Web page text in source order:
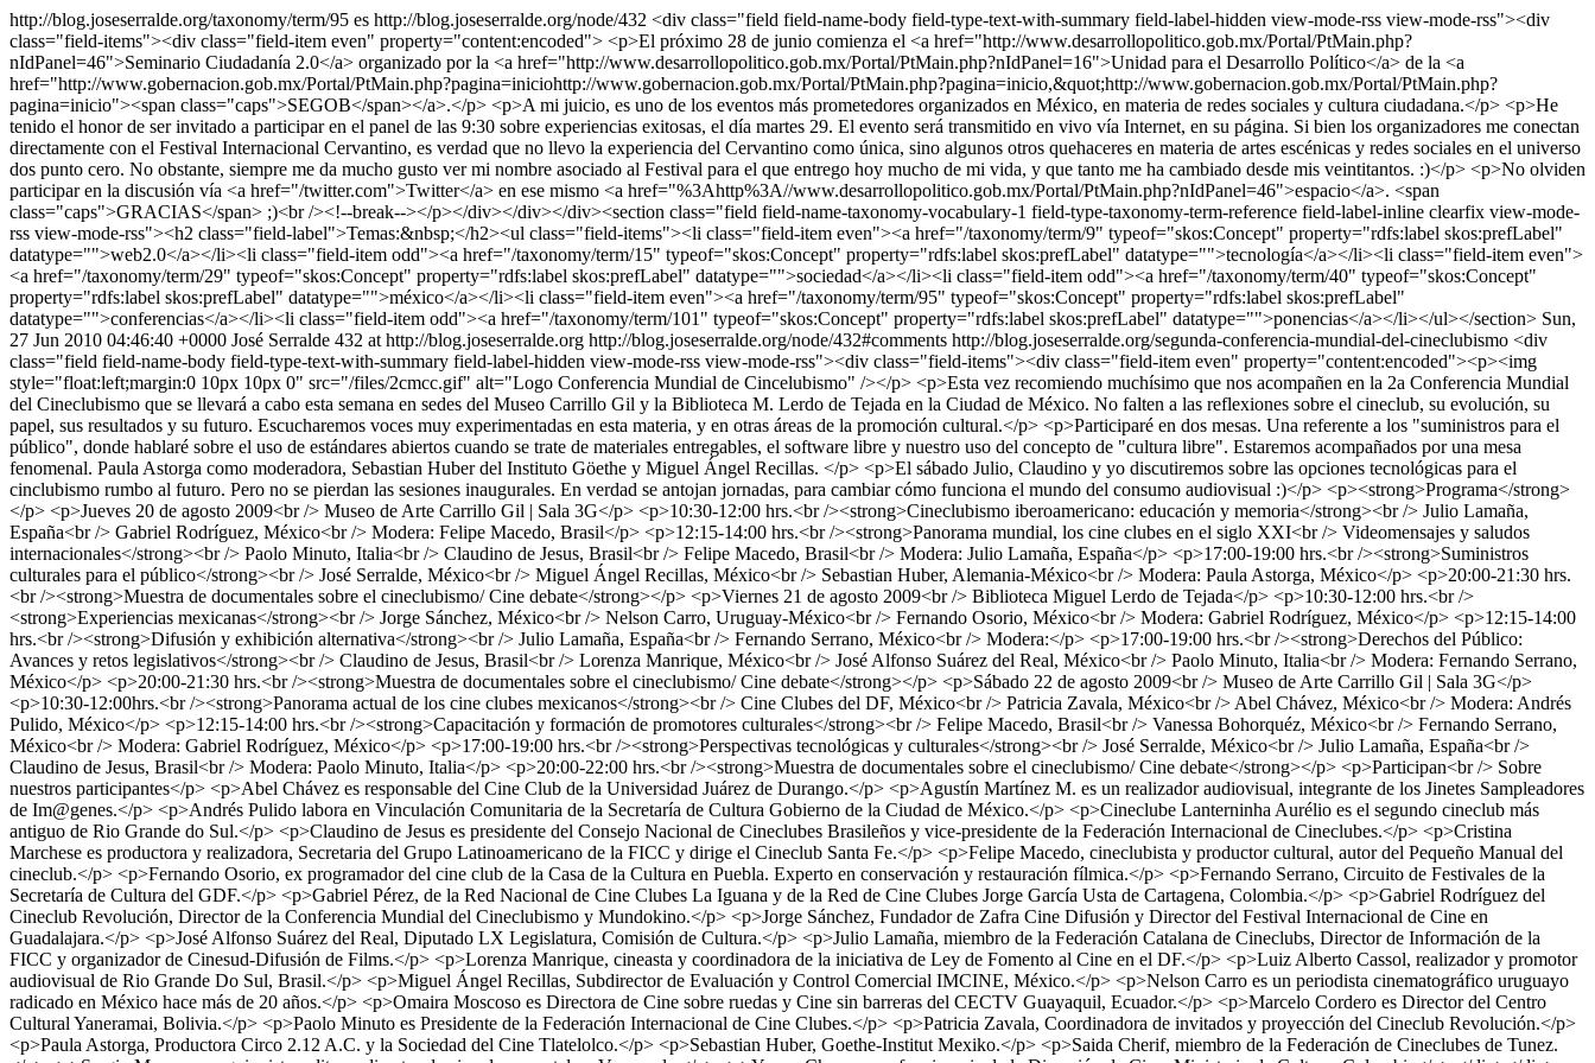
http://blog.joseserralde.org/taxonomy/term/95 es http://blog.joseserralde.org/node/432 <div class="field field-name-body field-type-text-with-summary field-label-hidden view-mode-rss view-mode-rss"><div
class="field-items"><div class="field-item even" property="content:encoded"> <p>El próximo 28 de junio comienza el <a href="http://www.desarrollopolitico.gob.mx/Portal/PtMain.php?
nIdPanel=46">Seminario Ciudadanía 2.0</a> organizado por la <a href="http://www.desarrollopolitico.gob.mx/Portal/PtMain.php?nIdPanel=16">Unidad para el Desarrollo Político</a> de la <a
href="http://www.gobernacion.gob.mx/Portal/PtMain.php?pagina=iniciohttp://www.gobernacion.gob.mx/Portal/PtMain.php?pagina=inicio,&quot;http://www.gobernacion.gob.mx/Portal/PtMain.php?
pagina=inicio"><span class="caps">SEGOB</span></a>.</p> <p>A mi juicio, es uno de los eventos más prometedores organizados en México, en materia de redes sociales y cultura ciudadana.</p> <p>He
tenido el honor de ser invitado a participar en el panel de las 9:30 sobre experiencias exitosas, el día martes 29. El evento será transmitido en vivo vía Internet, en su página. Si bien los organizadores me conectan
directamente con el Festival Internacional Cervantino, es verdad que no llevo la experiencia del Cervantino como única, sino algunos otros quehaceres en materia de artes escénicas y redes sociales en el universo
dos punto cero. No obstante, siempre me da mucho gusto ver mi nombre asociado al Festival para el que entrego hoy mucho de mi vida, y que tanto me ha cambiado desde mis veintitantos. :)</p> <p>No olviden
participar en la discusión vía <a href="/twitter.com">Twitter</a> en ese mismo <a href="%3Ahttp%3A//www.desarrollopolitico.gob.mx/Portal/PtMain.php?nIdPanel=46">espacio</a>. <span
class="caps">GRACIAS</span> ;)<br /><!--break--></p></div></div></div><section class="field field-name-taxonomy-vocabulary-1 field-type-taxonomy-term-reference field-label-inline clearfix view-mode-
rss view-mode-rss"><h2 class="field-label">Temas:&nbsp;</h2><ul class="field-items"><li class="field-item even"><a href="/taxonomy/term/9" typeof="skos:Concept" property="rdfs:label skos:prefLabel"
datatype="">web2.0</a></li><li class="field-item odd"><a href="/taxonomy/term/15" typeof="skos:Concept" property="rdfs:label skos:prefLabel" datatype="">tecnología</a></li><li class="field-item even">
<a href="/taxonomy/term/29" typeof="skos:Concept" property="rdfs:label skos:prefLabel" datatype="">sociedad</a></li><li class="field-item odd"><a href="/taxonomy/term/40" typeof="skos:Concept"
property="rdfs:label skos:prefLabel" datatype="">méxico</a></li><li class="field-item even"><a href="/taxonomy/term/95" typeof="skos:Concept" property="rdfs:label skos:prefLabel"
datatype="">conferencias</a></li><li class="field-item odd"><a href="/taxonomy/term/101" typeof="skos:Concept" property="rdfs:label skos:prefLabel" datatype="">ponencias</a></li></ul></section> Sun,
27 Jun 2010 04:46:40 +0000 José Serralde 432 at http://blog.joseserralde.org http://blog.joseserralde.org/node/432#comments http://blog.joseserralde.org/segunda-conferencia-mundial-del-cineclubismo <div
class="field field-name-body field-type-text-with-summary field-label-hidden view-mode-rss view-mode-rss"><div class="field-items"><div class="field-item even" property="content:encoded"><p><img
style="float:left;margin:0 10px 10px 0" src="/files/2cmcc.gif" alt="Logo Conferencia Mundial de Cincelubismo" /></p> <p>Esta vez recomiendo muchísimo que nos acompañen en la 2a Conferencia Mundial
del Cineclubismo que se llevará a cabo esta semana en sedes del Museo Carrillo Gil y la Biblioteca M. Lerdo de Tejada en la Ciudad de México. No falten a las reflexiones sobre el cineclub, su evolución, su
papel, sus resultados y su futuro. Escucharemos voces muy experimentadas en esta materia, y en otras áreas de la promoción cultural.</p> <p>Participaré en dos mesas. Una referente a los "suministros para el
público", donde hablaré sobre el uso de estándares abiertos cuando se trate de materiales entregables, el software libre y nuestro uso del concepto de "cultura libre". Estaremos acompañados por una mesa
fenomenal. Paula Astorga como moderadora, Sebastian Huber del Instituto Göethe y Miguel Ángel Recillas. </p> <p>El sábado Julio, Claudino y yo discutiremos sobre las opciones tecnológicas para el
cinclubismo rumbo al futuro. Pero no se pierdan las sesiones inaugurales. En verdad se antojan jornadas, para cambiar cómo funciona el mundo del consumo audiovisual :)</p> <p><strong>Programa</strong>
</p> <p>Jueves 20 de agosto 2009<br /> Museo de Arte Carrillo Gil | Sala 3G</p> <p>10:30-12:00 hrs.<br /><strong>Cineclubismo iberoamericano: educación y memoria</strong><br /> Julio Lamaña,
España<br /> Gabriel Rodríguez, México<br /> Modera: Felipe Macedo, Brasil</p> <p>12:15-14:00 hrs.<br /><strong>Panorama mundial, los cine clubes en el siglo XXI<br /> Videomensajes y saludos
internacionales</strong><br /> Paolo Minuto, Italia<br /> Claudino de Jesus, Brasil<br /> Felipe Macedo, Brasil<br /> Modera: Julio Lamaña, España</p> <p>17:00-19:00 hrs.<br /><strong>Suministros
culturales para el público</strong><br /> José Serralde, México<br /> Miguel Ángel Recillas, México<br /> Sebastian Huber, Alemania-México<br /> Modera: Paula Astorga, México</p> <p>20:00-21:30 hrs.
<br /><strong>Muestra de documentales sobre el cineclubismo/ Cine debate</strong></p> <p>Viernes 21 de agosto 2009<br /> Biblioteca Miguel Lerdo de Tejada</p> <p>10:30-12:00 hrs.<br />
<strong>Experiencias mexicanas</strong><br /> Jorge Sánchez, México<br /> Nelson Carro, Uruguay-México<br /> Fernando Osorio, México<br /> Modera: Gabriel Rodríguez, México</p> <p>12:15-14:00
hrs.<br /><strong>Difusión y exhibición alternativa</strong><br /> Julio Lamaña, España<br /> Fernando Serrano, México<br /> Modera:</p> <p>17:00-19:00 hrs.<br /><strong>Derechos del Público:
Avances y retos legislativos</strong><br /> Claudino de Jesus, Brasil<br /> Lorenza Manrique, México<br /> José Alfonso Suárez del Real, México<br /> Paolo Minuto, Italia<br /> Modera: Fernando Serrano,
México</p> <p>20:00-21:30 hrs.<br /><strong>Muestra de documentales sobre el cineclubismo/ Cine debate</strong></p> <p>Sábado 22 de agosto 2009<br /> Museo de Arte Carrillo Gil | Sala 3G</p>
<p>10:30-12:00hrs.<br /><strong>Panorama actual de los cine clubes mexicanos</strong><br /> Cine Clubes del DF, México<br /> Patricia Zavala, México<br /> Abel Chávez, México<br /> Modera: Andrés
Pulido, México</p> <p>12:15-14:00 hrs.<br /><strong>Capacitación y formación de promotores culturales</strong><br /> Felipe Macedo, Brasil<br /> Vanessa Bohorquéz, México<br /> Fernando Serrano,
México<br /> Modera: Gabriel Rodríguez, México</p> <p>17:00-19:00 hrs.<br /><strong>Perspectivas tecnológicas y culturales</strong><br /> José Serralde, México<br /> Julio Lamaña, España<br />
Claudino de Jesus, Brasil<br /> Modera: Paolo Minuto, Italia</p> <p>20:00-22:00 hrs.<br /><strong>Muestra de documentales sobre el cineclubismo/ Cine debate</strong></p> <p>Participan<br /> Sobre
nuestros participantes</p> <p>Abel Chávez es responsable del Cine Club de la Universidad Juárez de Durango.</p> <p>Agustín Martínez M. es un realizador audiovisual, integrante de los Jinetes Sampleadores
de Im@genes.</p> <p>Andrés Pulido labora en Vinculación Comunitaria de la Secretaría de Cultura Gobierno de la Ciudad de México.</p> <p>Cineclube Lanterninha Aurélio es el segundo cineclub más
antiguo de Rio Grande do Sul.</p> <p>Claudino de Jesus es presidente del Consejo Nacional de Cineclubes Brasileños y vice-presidente de la Federación Internacional de Cineclubes.</p> <p>Cristina
Marchese es productora y realizadora, Secretaria del Grupo Latinoamericano de la FICC y dirige el Cineclub Santa Fe.</p> <p>Felipe Macedo, cineclubista y productor cultural, autor del Pequeño Manual del
cineclub.</p> <p>Fernando Osorio, ex programador del cine club de la Casa de la Cultura en Puebla. Experto en conservación y restauración fílmica.</p> <p>Fernando Serrano, Circuito de Festivales de la
Secretaría de Cultura del GDF.</p> <p>Gabriel Pérez, de la Red Nacional de Cine Clubes La Iguana y de la Red de Cine Clubes Jorge García Usta de Cartagena, Colombia.</p> <p>Gabriel Rodríguez del
Cineclub Revolución, Director de la Conferencia Mundial del Cineclubismo y Mundokino.</p> <p>Jorge Sánchez, Fundador de Zafra Cine Difusión y Director del Festival Internacional de Cine en
Guadalajara.</p> <p>José Alfonso Suárez del Real, Diputado LX Legislatura, Comisión de Cultura.</p> <p>Julio Lamaña, miembro de la Federación Catalana de Cineclubs, Director de Información de la
FICC y organizador de Cinesud-Difusión de Films.</p> <p>Lorenza Manrique, cineasta y coordinadora de la iniciativa de Ley de Fomento al Cine en el DF.</p> <p>Luiz Alberto Cassol, realizador y promotor
audiovisual de Rio Grande Do Sul, Brasil.</p> <p>Miguel Ángel Recillas, Subdirector de Evaluación y Control Comercial IMCINE, México.</p> <p>Nelson Carro es un periodista cinematográfico uruguayo
radicado en México hace más de 20 años.</p> <p>Omaira Moscoso es Directora de Cine sobre ruedas y Cine sin barreras del CECTV Guayaquil, Ecuador.</p> <p>Marcelo Cordero es Director del Centro
Cultural Yaneramai, Bolivia.</p> <p>Paolo Minuto es Presidente de la Federación Internacional de Cine Clubes.</p> <p>Patricia Zavala, Coordinadora de invitados y proyección del Cineclub Revolución.</p>
<p>Paula Astorga, Productora Circo 2.12 A.C. y la Sociedad del Cine Tlatelolco.</p> <p>Sebastian Huber, Goethe-Institut Mexiko.</p> <p>Saida Cherif, miembro de la Federación de Cineclubes de Tunez.